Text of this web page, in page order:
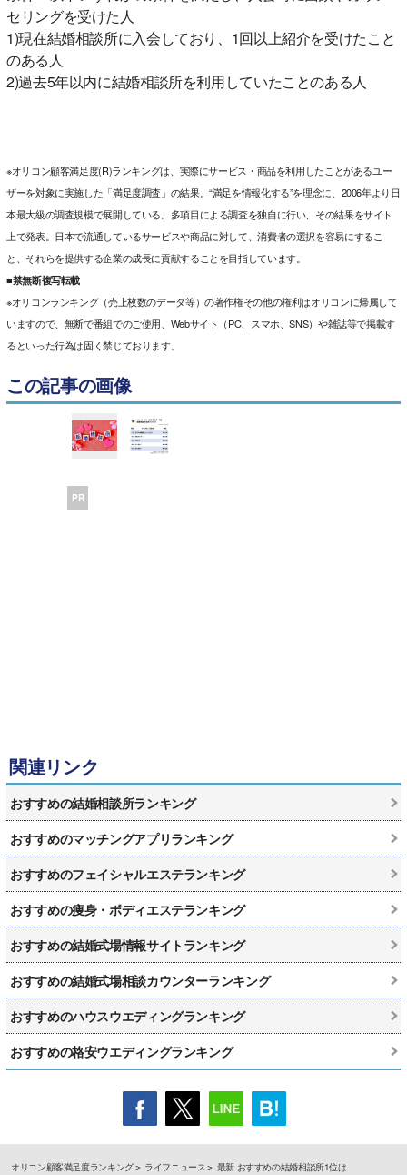
セリングを受けた人
1)現在結婚相談所に入会しており、1回以上紹介を受けたこと
のある人
2)過去5年以内に結婚相談所を利用していたことのある人
※オリコン顧客満足度(R)ランキングは、実際にサービス・商品を利用したことがあるユー
ザーを対象に実施した「満足度調査」の結果。“満足を情報化する”を理念に、2006年より日
本最大級の調査規模で展開している。多項目による調査を独自に行い、その結果をサイト
上で発表。日本で流通しているサービスや商品に対して、消費者の選択を容易にするこ
と、それらを提供する企業の成長に貢献することを目指しています。
■禁無断複写転載
※オリコンランキング（売上枚数のデータ等）の著作権その他の権利はオリコンに帰属して
いますので、無断で番組でのご使用、Webサイト（PC、スマホ、SNS）や雑誌等で掲載す
るといった行為は固く禁じております。
この記事の画像
PR
関連リンク
おすすめの結婚相談所ランキング
おすすめのマッチングアプリランキング
おすすめのフェイシャルエステランキング
おすすめの痩身・ボディエステランキング
おすすめの結婚式場情報サイトランキング
おすすめの結婚式場相談カウンターランキング
おすすめのハウスウエディングランキング
おすすめの格安ウエディングランキング
オリコン顧客満足度ランキング ライフニュース 最新 おすすめの結婚相談所1位は